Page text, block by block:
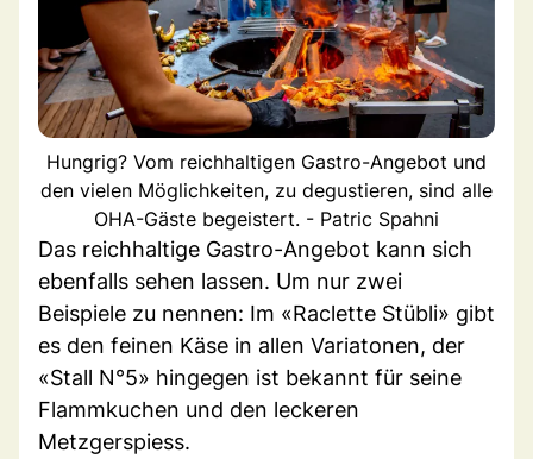
Hungrig? Vom reichhaltigen Gastro-Angebot und
den vielen Möglichkeiten, zu degustieren, sind alle
OHA-Gäste begeistert. - Patric Spahni
Das reichhaltige Gastro-Angebot kann sich
ebenfalls sehen lassen. Um nur zwei
Beispiele zu nennen: Im «Raclette Stübli» gibt
es den feinen Käse in allen Variatonen, der
«Stall N°5» hingegen ist bekannt für seine
Flammkuchen und den leckeren
Metzgerspiess.